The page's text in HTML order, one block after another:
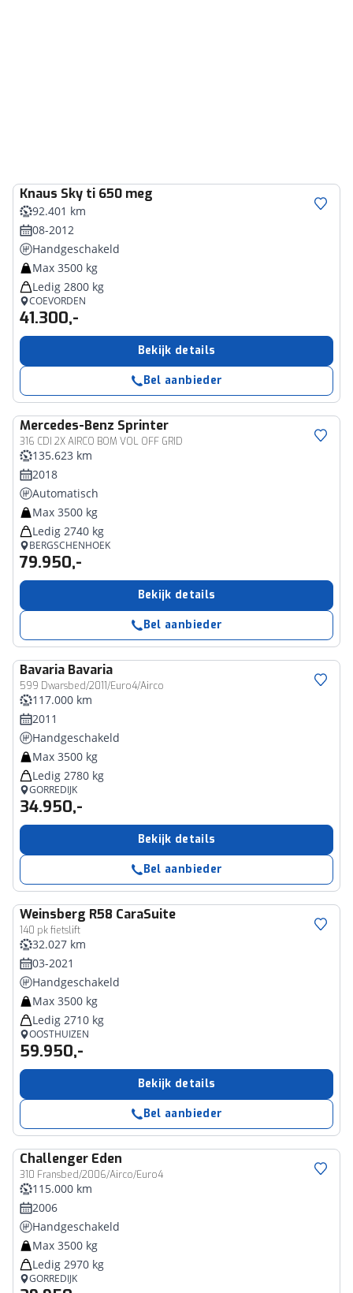
Knaus Sky ti 650 meg
92.401 km
08-2012
Handgeschakeld
Max 3500 kg
Ledig 2800 kg
COEVORDEN
41.300,-
Bekijk details
Bel aanbieder
Mercedes-Benz Sprinter
316 CDI 2X AIRCO BOM VOL OFF GRID
135.623 km
2018
Automatisch
Max 3500 kg
Ledig 2740 kg
BERGSCHENHOEK
79.950,-
Bekijk details
Bel aanbieder
Bavaria Bavaria
599 Dwarsbed/2011/Euro4/Airco
117.000 km
2011
Handgeschakeld
Max 3500 kg
Ledig 2780 kg
GORREDIJK
34.950,-
Bekijk details
Bel aanbieder
Weinsberg R58 CaraSuite
140 pk fietslift
32.027 km
03-2021
Handgeschakeld
Max 3500 kg
Ledig 2710 kg
OOSTHUIZEN
59.950,-
Bekijk details
Bel aanbieder
Challenger Eden
310 Fransbed/2006/Airco/Euro4
115.000 km
2006
Handgeschakeld
Max 3500 kg
Ledig 2970 kg
GORREDIJK